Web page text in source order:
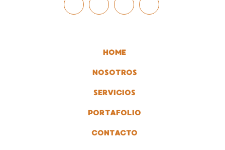
HOME
NOSOTROS
SERVICIOS
PORTAFOLIO
CONTACTO